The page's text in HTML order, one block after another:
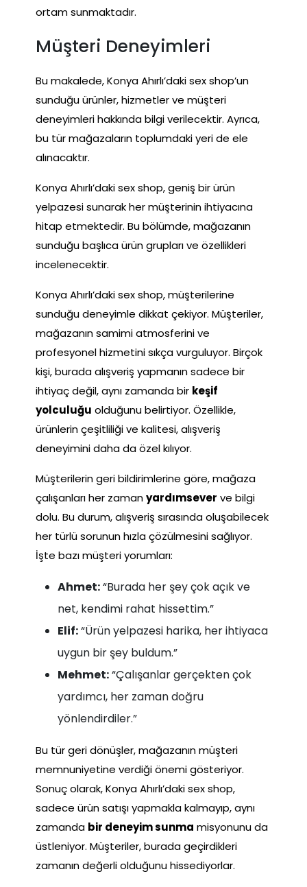
ortam sunmaktadır.
Müşteri Deneyimleri
Bu makalede, Konya Ahırlı’daki sex shop’un
sunduğu ürünler, hizmetler ve müşteri
deneyimleri hakkında bilgi verilecektir. Ayrıca,
bu tür mağazaların toplumdaki yeri de ele
alınacaktır.
Konya Ahırlı’daki sex shop, geniş bir ürün
yelpazesi sunarak her müşterinin ihtiyacına
hitap etmektedir. Bu bölümde, mağazanın
sunduğu başlıca ürün grupları ve özellikleri
incelenecektir.
Konya Ahırlı’daki sex shop, müşterilerine
sunduğu deneyimle dikkat çekiyor. Müşteriler,
mağazanın samimi atmosferini ve
profesyonel hizmetini sıkça vurguluyor. Birçok
kişi, burada alışveriş yapmanın sadece bir
ihtiyaç değil, aynı zamanda bir keşif
yolculuğu olduğunu belirtiyor. Özellikle,
ürünlerin çeşitliliği ve kalitesi, alışveriş
deneyimini daha da özel kılıyor.
Müşterilerin geri bildirimlerine göre, mağaza
çalışanları her zamanyardımsever ve bilgi
dolu. Bu durum, alışveriş sırasında oluşabilecek
her türlü sorunun hızla çözülmesini sağlıyor.
İşte bazı müşteri yorumları:
Ahmet:“Burada her şey çok açık ve
net, kendimi rahat hissettim.”
Elif:“Ürün yelpazesi harika, her ihtiyaca
uygun bir şey buldum.”
Mehmet:“Çalışanlar gerçekten çok
yardımcı, her zaman doğru
yönlendirdiler.”
Bu tür geri dönüşler, mağazanın müşteri
memnuniyetine verdiği önemi gösteriyor.
Sonuç olarak, Konya Ahırlı’daki sex shop,
sadece ürün satışı yapmakla kalmayıp, aynı
zamanda bir deneyim sunma misyonunu da
üstleniyor. Müşteriler, burada geçirdikleri
zamanın değerli olduğunu hissediyorlar.